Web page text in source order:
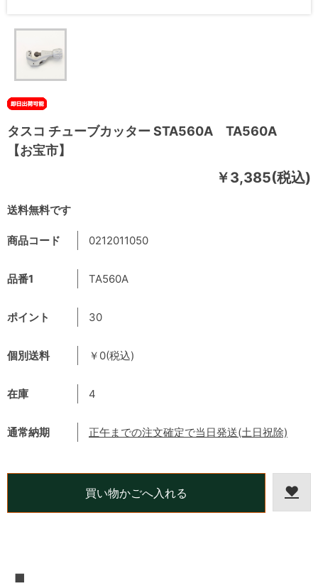
タスコ チューブカッター STA560A TA560A
【お宝市】
送料無料です
￥3,385(税込)
商品コード 0212011050
品番1 TA560A
ポイント 30
個別送料 ￥0(税込)
在庫 4
通常納期 正午までの注文確定で当日発送(土日祝除)
■